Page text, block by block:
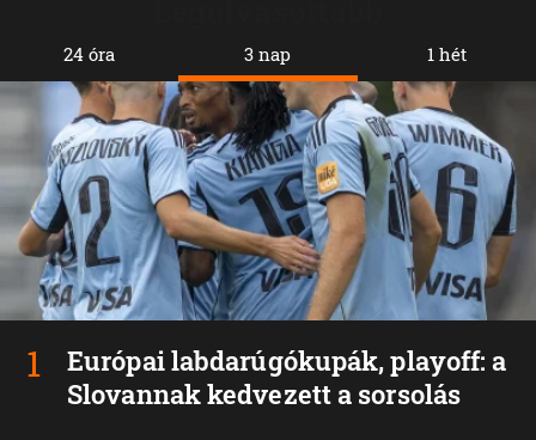
24 óra 3 nap
Európai labdarúgókupák, playoff: a
Slovannak kedvezett a sorsolás
1 hét